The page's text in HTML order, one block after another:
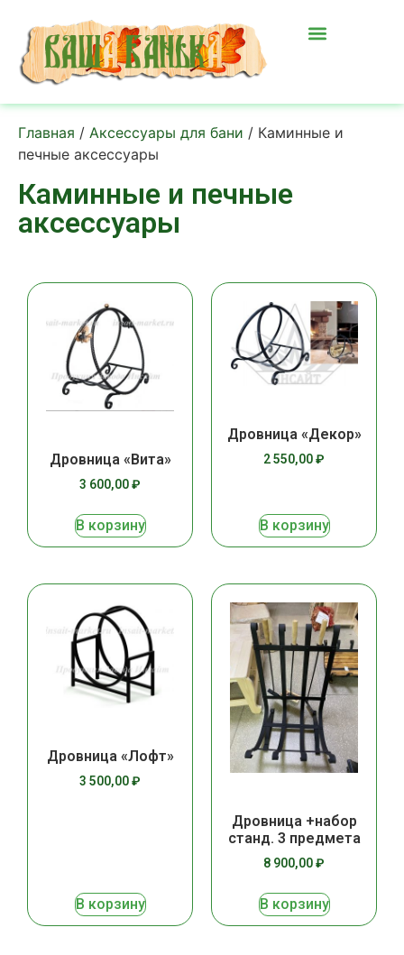
Главная / Аксессуары для бани / Каминные и
печные аксессуары
Каминные и печные
аксессуары
Дровница «Вита»
3 600,00₽
В корзину
Дровница «Декор»
2 550,00₽
В корзину
Дровница «Лофт»
3 500,00₽
В корзину
Дровница +набор
станд. 3 предмета
8 900,00₽
В корзину